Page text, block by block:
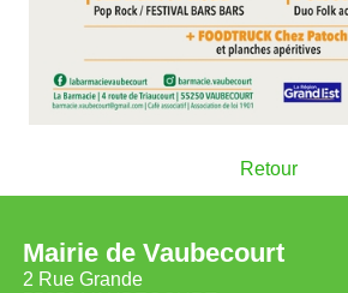
Retour
Mairie de Vaubecourt
2 Rue Grande